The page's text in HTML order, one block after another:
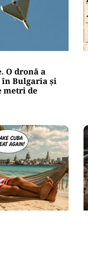
O dronă a
Bulgaria şi
metri de